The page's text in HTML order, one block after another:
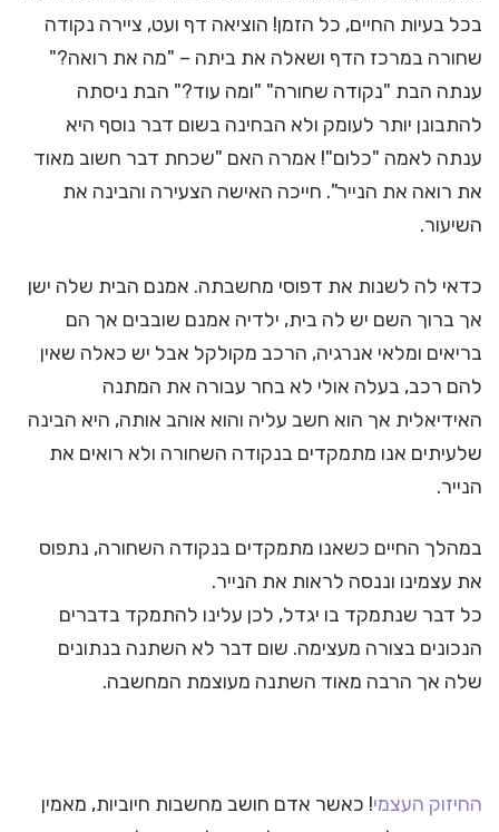
בכל בעיות החיים, כל הזמן! הוציאה דף ועט, ציירה נקודה
שחורה במרכז הדף ושאלה את ביתה – "מה את רואה?"
ענתה הבת "נקודה שחורה" "ומה עוד?" הבת ניסתה
להתבונן יותר לעומק ולא הבחינה בשום דבר נוסף היא
ענתה לאמה "כלום"! אמרה האם "שכחת דבר חשוב מאוד
את רואה את הנייר". חייכה האישה הצעירה והבינה את
השיעור.
כדאי לה לשנות את דפוסי מחשבתה. אמנם הבית שלה ישן
אך ברוך השם יש לה בית, ילדיה אמנם שובבים אך הם
בריאים ומלאי אנרגיה, הרכב מקולקל אבל יש כאלה שאין
להם רכב, בעלה אולי לא בחר עבורה את המתנה
האידיאלית אך הוא חשב עליה והוא אוהב אותה, היא הבינה
שלעיתים אנו מתמקדים בנקודה השחורה ולא רואים את
הנייר.
במהלך החיים כשאנו מתמקדים בנקודה השחורה, נתפוס
את עצמינו וננסה לראות את הנייר.
כל דבר שנתמקד בו יגדל, לכן עלינו להתמקד בדברים
הנכונים בצורה מעצימה. שום דבר לא השתנה בנתונים
שלה אך הרבה מאוד השתנה מעוצמת המחשבה.
החיזוק העצמי! כאשר אדם חושב מחשבות חיוביות, מאמין